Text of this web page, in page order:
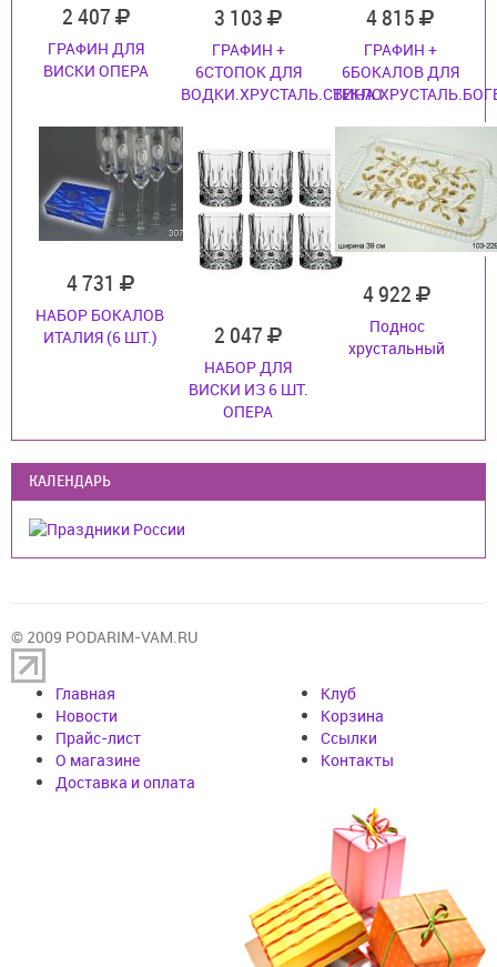
2 407
ГРАФИН ДЛЯ
ВИСКИ ОПЕРА
3 103
ГРАФИН +
6СТОПОК ДЛЯ
ВОДКИ.ХРУСТАЛЬ.СТЕКЛО
4 815
ГРАФИН +
6БОКАЛОВ ДЛЯ
4 731
НАБОР БОКАЛОВ
ИТАЛИЯ (6 ШТ.)
2 047
НАБОР ДЛЯ
ВИСКИ ИЗ 6 ШТ.
ОПЕРА
4 922
Поднос
хрустальный
КАЛЕНДАРЬ
© 2009 PODARIM-VAM.RU
Главная
Новости
Прайс-лист
О магазине
Доставка и оплата
Клуб
Корзина
Cсылки
Контакты